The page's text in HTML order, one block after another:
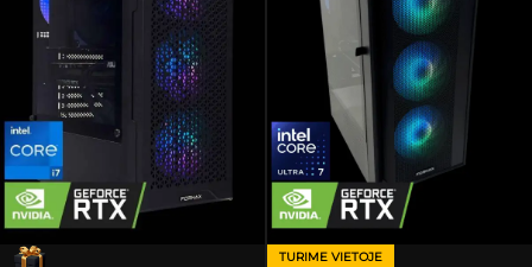
TURIME VIETOJE